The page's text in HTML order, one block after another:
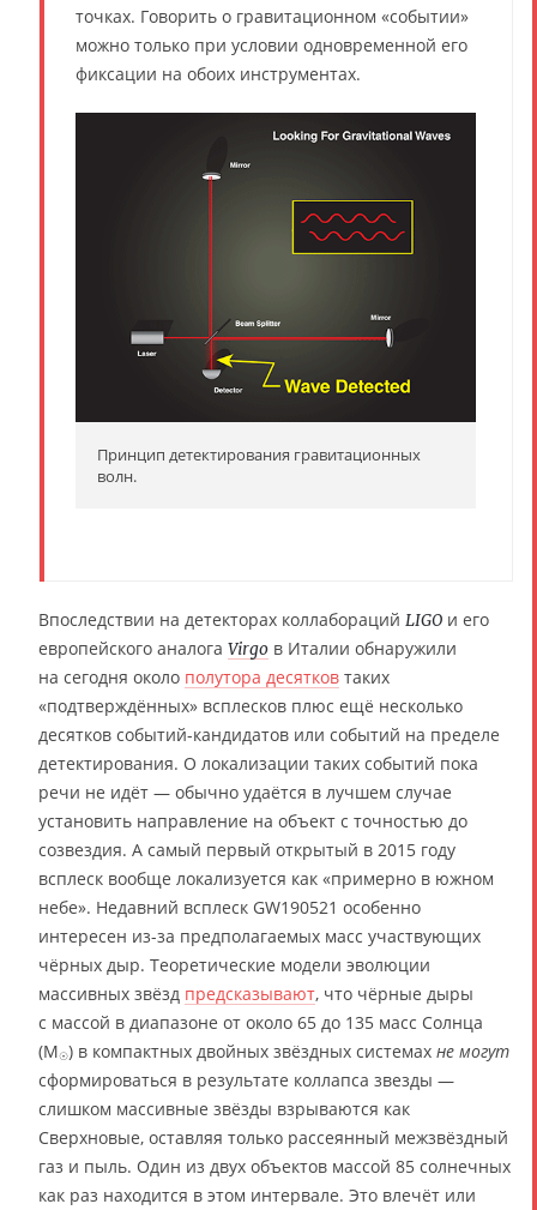
точках. Говорить о гравитационном «событии»
можно только при условии одновременной его
фиксации на обоих инструментах.
Принцип детектирования гравитационных
волн.
Впоследствии на детекторах коллабораций LIGO и его
европейского аналога Virgo в Италии обнаружили
на сегодня около полутора десятков таких
«подтверждённых» всплесков плюс ещё несколько
десятков событий-кандидатов или событий на пределе
детектирования. О локализации таких событий пока
речи не идёт — обычно удаётся в лучшем случае
установить направление на объект с точностью до
созвездия. А самый первый открытый в 2015 году
всплеск вообще локализуется как «примерно в южном
небе». Недавний всплеск GW190521 особенно
интересен из-за предполагаемых масс участвующих
чёрных дыр. Теоретические модели эволюции
массивных звёзд предсказывают, что чёрные дыры
с массой в диапазоне от около 65 до 135 масс Солнца
(M☉) в компактных двойных звёздных системах не могут
сформироваться в результате коллапса звезды —
слишком массивные звёзды взрываются как
Сверхновые, оставляя только рассеянный межзвёздный
газ и пыль. Один из двух объектов массой 85 солнечных
как раз находится в этом интервале. Это влечёт или